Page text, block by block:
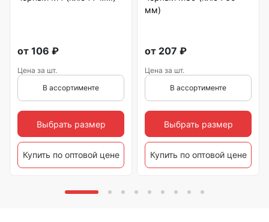
от 106 ₽
Цена за шт.
В ассортименте
Выбрать размер
Купить по оптовой цене
мм)
от 207 ₽
Цена за шт.
В ассортименте
Выбрать размер
Купить по оптовой цене